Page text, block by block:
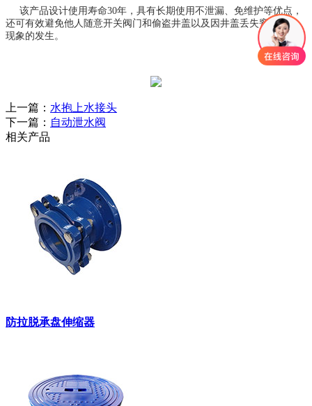
该产品设计使用寿命30年，具有长期使用不泄漏、免维护等优点，
还可有效避免他人随意开关阀门和偷盗井盖以及因井盖丢失窨井伤人
现象的发生。
上一篇： 水抱上水接头
下一篇： 自动泄水阀
相关产品
防拉脱承盘伸缩器